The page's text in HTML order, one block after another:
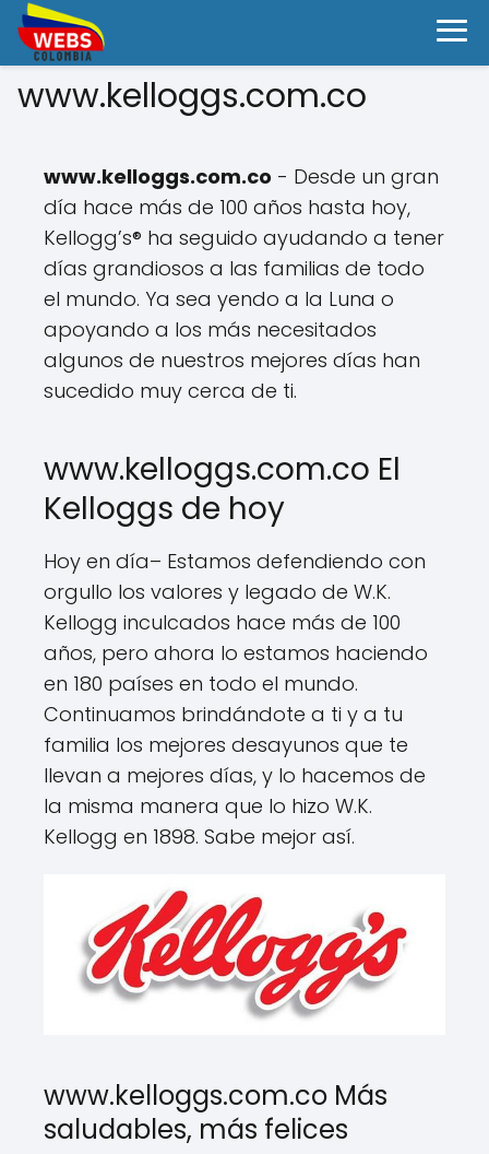
www.kelloggs.com.co
www.kelloggs.com.co - Desde un gran
día hace más de 100 años hasta hoy,
Kellogg’s® ha seguido ayudando a tener
días grandiosos a las familias de todo
el mundo. Ya sea yendo a la Luna o
apoyando a los más necesitados
algunos de nuestros mejores días han
sucedido muy cerca de ti.
www.kelloggs.com.co El
Kelloggs de hoy
Hoy en día– Estamos defendiendo con
orgullo los valores y legado de W.K.
Kellogg inculcados hace más de 100
años, pero ahora lo estamos haciendo
en 180 países en todo el mundo.
Continuamos brindándote a ti y a tu
familia los mejores desayunos que te
llevan a mejores días, y lo hacemos de
la misma manera que lo hizo W.K.
Kellogg en 1898. Sabe mejor así.
www.kelloggs.com.co Más
saludables, más felices